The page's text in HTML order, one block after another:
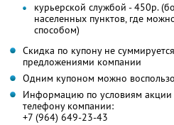
курьерской службой - 450р.
населенных пунктов, где
способом)
Скидка по купону не
предложениями компании
Одним купоном можно
Информацию по условиям акции
телефону компании:
+7 (964) 649-23-43